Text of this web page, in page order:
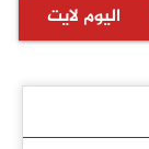
اليوم لايت